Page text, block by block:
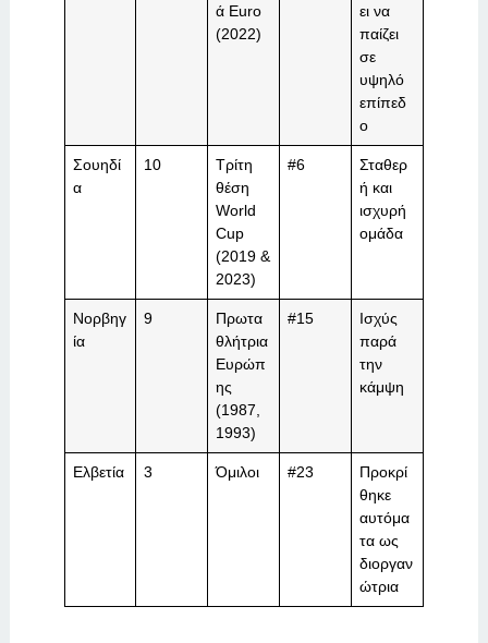
ά Euro
(2022)
ει να
παίζει
σε
υψηλό
επίπεδ
ο
Σουηδί
α
10
Τρίτη
θέση
World
Cup
(2019 &
2023)
#6
Σταθερ
ή και
ισχυρή
ομάδα
Νορβηγ
ία
9
Πρωτα
θλήτρια
Ευρώπ
ης
(1987,
1993)
#15
Ισχύς
παρά
την
κάμψη
Ελβετία 3 Όμιλοι #23
Προκρί
θηκε
αυτόμα
τα ως
διοργαν
ώτρια